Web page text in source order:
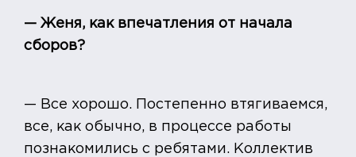
— Женя, как впечатления от начала
сборов?
— Все хорошо. Постепенно втягиваемся,
все, как обычно, в процессе работы
познакомились с ребятами. Коллектив